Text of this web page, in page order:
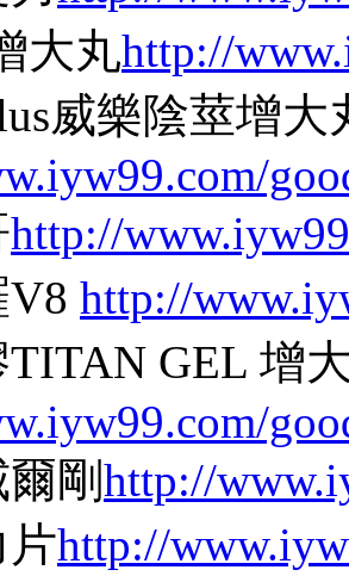
大丸http://
威樂陰莖增大
http://
http://
GEL 增
剛http://
http://